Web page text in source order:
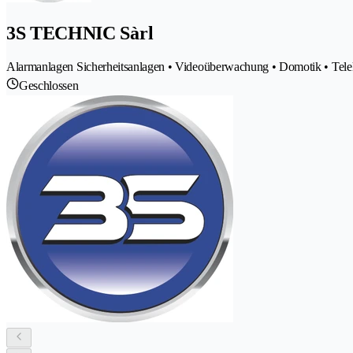
3S TECHNIC Sàrl
Alarmanlagen Sicherheitsanlagen • Videoüberwachung • Domotik •
Geschlossen